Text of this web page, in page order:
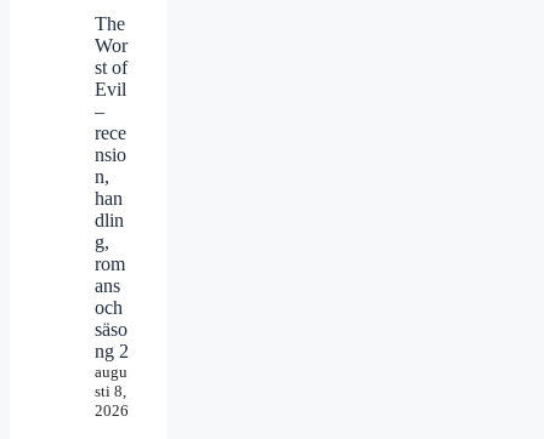
The
Wor
st of
Evil
–
rece
nsio
n,
han
dlin
g,
rom
ans
och
säso
ng 2
augu
sti 8,
2026